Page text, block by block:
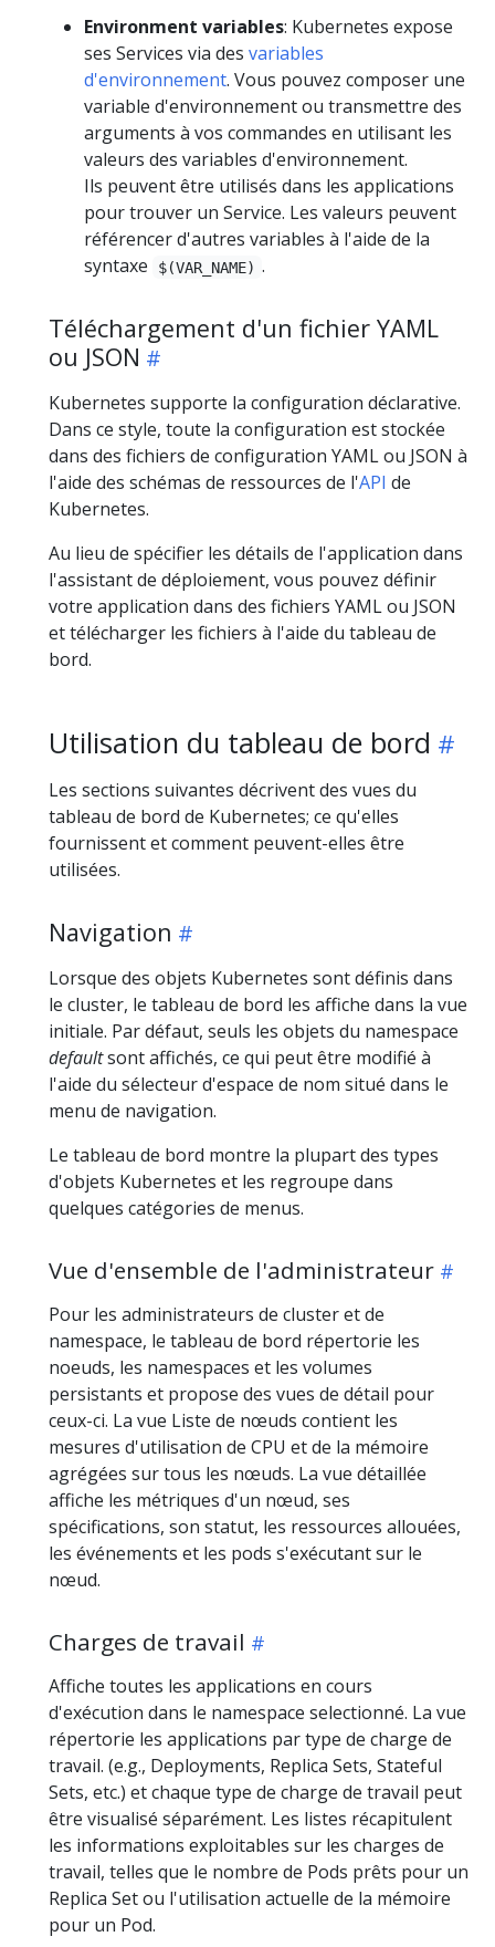
Environment variables: Kubernetes expose
ses Services via des variables
d'environnement. Vous pouvez composer une
variable d'environnement ou transmettre des
arguments à vos commandes en utilisant les
valeurs des variables d'environnement.
Ils peuvent être utilisés dans les applications
pour trouver un Service. Les valeurs peuvent
référencer d'autres variables à l'aide de la
syntaxe
$(VAR_NAME) .
Téléchargement d'un fichier YAML
ou JSON
Kubernetes supporte la configuration déclarative.
Dans ce style, toute la configuration est stockée
dans des fichiers de configuration YAML ou JSON à
l'aide des schémas de ressources de l'API de
Kubernetes.
Au lieu de spécifier les détails de l'application dans
l'assistant de déploiement, vous pouvez définir
votre application dans des fichiers YAML ou JSON
et télécharger les fichiers à l'aide du tableau de
bord.
Utilisation du tableau de bord
Les sections suivantes décrivent des vues du
tableau de bord de Kubernetes; ce qu'elles
fournissent et comment peuvent-elles être
utilisées.
Navigation
Lorsque des objets Kubernetes sont définis dans
le cluster, le tableau de bord les affiche dans la vue
initiale. Par défaut, seuls les objets du namespace
defaultsont affichés, ce qui peut être modifié à
l'aide du sélecteur d'espace de nom situé dans le
menu de navigation.
Le tableau de bord montre la plupart des types
d'objets Kubernetes et les regroupe dans
quelques catégories de menus.
Vue d'ensemble de l'administrateur
Pour les administrateurs de cluster et de
namespace, le tableau de bord répertorie les
noeuds, les namespaces et les volumes
persistants et propose des vues de détail pour
ceux-ci. La vue Liste de nœuds contient les
mesures d'utilisation de CPU et de la mémoire
agrégées sur tous les nœuds. La vue détaillée
affiche les métriques d'un nœud, ses
spécifications, son statut, les ressources allouées,
les événements et les pods s'exécutant sur le
nœud.
Charges de travail
Affiche toutes les applications en cours
d'exécution dans le namespace selectionné. La vue
répertorie les applications par type de charge de
travail. (e.g., Deployments, Replica Sets, Stateful
Sets, etc.) et chaque type de charge de travail peut
être visualisé séparément. Les listes récapitulent
les informations exploitables sur les charges de
travail, telles que le nombre de Pods prêts pour un
Replica Set ou l'utilisation actuelle de la mémoire
pour un Pod.